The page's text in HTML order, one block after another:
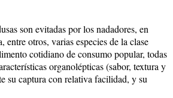
son evitadas por los nadadores, en
entre otros, varias especies de la clase
cotidiano de consumo popular, todas
organolépticas (sabor, textura y
su captura con relativa facilidad, y su